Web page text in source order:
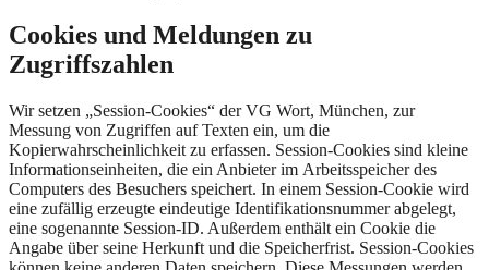
Cookies und Meldungen zu
Zugriffszahlen
Wir setzen „Session-Cookies“ der VG Wort, München, zur
Messung von Zugriffen auf Texten ein, um die
Kopierwahrscheinlichkeit zu erfassen. Session-Cookies sind kleine
Informationseinheiten, die ein Anbieter im Arbeitsspeicher des
Computers des Besuchers speichert. In einem Session-Cookie wird
eine zufällig erzeugte eindeutige Identifikationsnummer abgelegt,
eine sogenannte Session-ID. Außerdem enthält ein Cookie die
Angabe über seine Herkunft und die Speicherfrist. Session-Cookies